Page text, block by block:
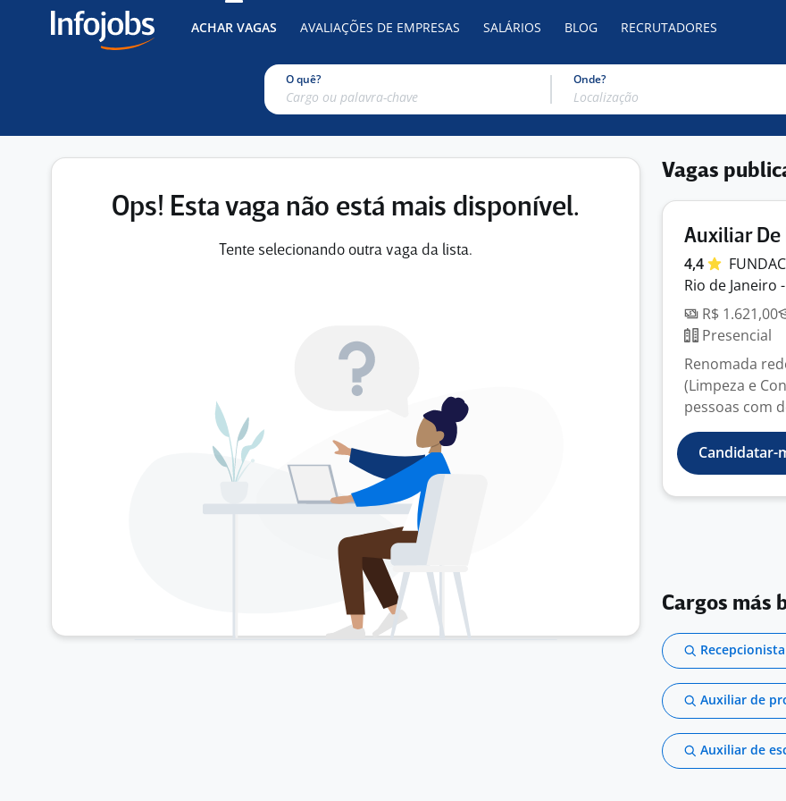
ACHAR VAGAS AVALIAÇÕES DE EMPRESAS SALÁRIOS BLOG RECRUTADORES
O quê? Onde?
Ops! Esta vaga não está mais disponível.
Tente selecionando outra vaga da lista.
Vagas
Auxiliar De
4,4
Rio de Janeiro -
R$ 1.621,00
Presencial
Renomada
(Limpeza e
pessoas com
Candidatar-
Cargos más
Recepcionista
Auxiliar de
Auxiliar de